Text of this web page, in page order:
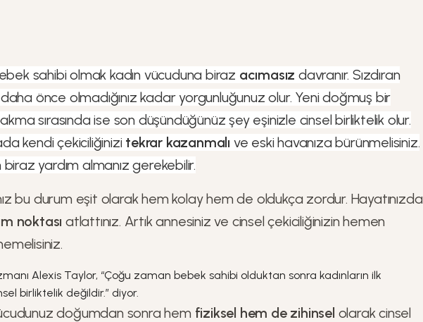
sahibi olmak kadın vücuduna biraz acımasız davranır. Sızdıran
önce olmadığınız kadar yorgunluğunuz olur. Yeni doğmuş bir
sırasında ise son düşündüğünüz şey eşinizle cinsel birliktelik olur.
kendi çekiciliğinizi tekrar kazanmalı ve eski havanıza bürünmelisiniz.
yardım almanız gerekebilir.
bu durum eşit olarak hem kolay hem de oldukça zordur. Hayatınızda
noktasıatlattınız. Artık annesiniz ve cinsel çekiciliğinizin hemen
Alexis Taylor, “Çoğu zaman bebek sahibi olduktan sonra kadınların ilk
birliktelik değildir.” diyor.
doğumdan sonra hem fiziksel hem de zihinsel olarak cinsel